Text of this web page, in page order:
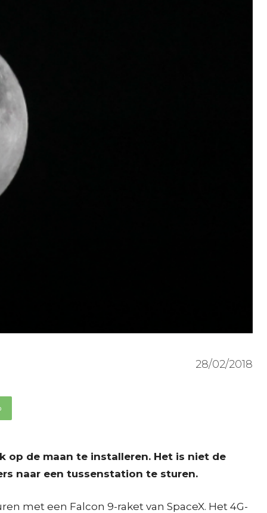
28/02/2018
op de maan te installeren. Het is niet de
naar een tussenstation te sturen.
met een Falcon 9-raket van SpaceX. Het 4G-